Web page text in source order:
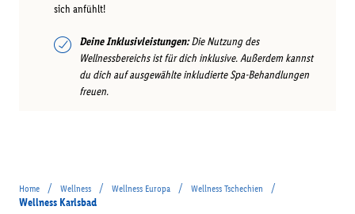
sich anfühlt!
Deine Inklusivleistungen:Die Nutzung des
Wellnessbereichs ist für dich inklusive. Außerdem kannst
du dich auf ausgewählte inkludierte Spa-Behandlungen
freuen.
Home / Wellness / Wellness Europa / Wellness Tschechien
/
Wellness Karlsbad